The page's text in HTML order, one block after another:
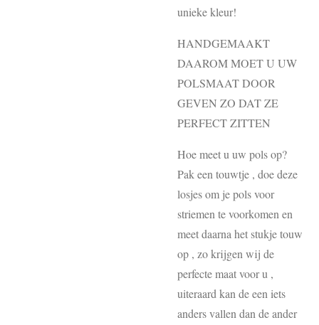
unieke kleur!
HANDGEMAAKT
DAAROM MOET U UW
POLSMAAT DOOR
GEVEN ZO DAT ZE
PERFECT ZITTEN
Hoe meet u uw pols op?
Pak een touwtje , doe deze
losjes om je pols voor
striemen te voorkomen en
meet daarna het stukje touw
op , zo krijgen wij de
perfecte maat voor u ,
uiteraard kan de een iets
anders vallen dan de ander